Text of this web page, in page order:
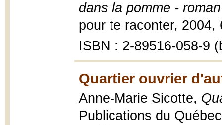
dans la pomme -
pour te raconter,
ISBN : 2-89516-058-9
Quartier ouvrier
Anne-Marie Sicotte,
Publications du